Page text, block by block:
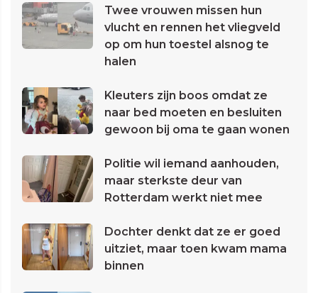
Twee vrouwen missen hun
vlucht en rennen het vliegveld
op om hun toestel alsnog te
halen
Kleuters zijn boos omdat ze
naar bed moeten en besluiten
gewoon bij oma te gaan wonen
Politie wil iemand aanhouden,
maar sterkste deur van
Rotterdam werkt niet mee
Dochter denkt dat ze er goed
uitziet, maar toen kwam mama
binnen